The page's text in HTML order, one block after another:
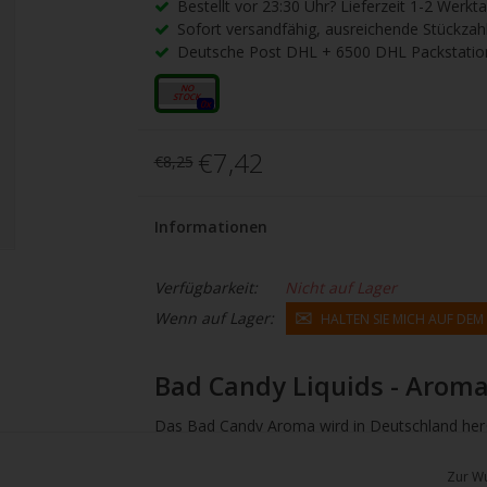
Bestellt vor 23:30 Uhr? Lieferzeit 1-2
Sofort versandfähig, ausreichende Stückzahl
Deutsche Post DHL + 6500 DHL
10ml
0x
€8,25 €7,42
Informationen
Verfügbarkeit:
Nicht auf Lager
Wenn auf Lager:
HALTEN SIE MICH AUF
Bad Candy Liquids -
Das Bad Candy Aroma wird in Deutschland
empfohlen. Sie können das Aroma mit einer
Zur